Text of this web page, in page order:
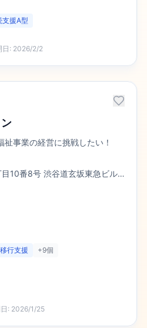
支援A型
日: 2026/2/2
事業の経営に挑戦したい！
東京都渋谷区道玄坂1丁目10番8号 渋谷道玄坂東急ビル2F-C
行支援 +9個
: 2026/1/25